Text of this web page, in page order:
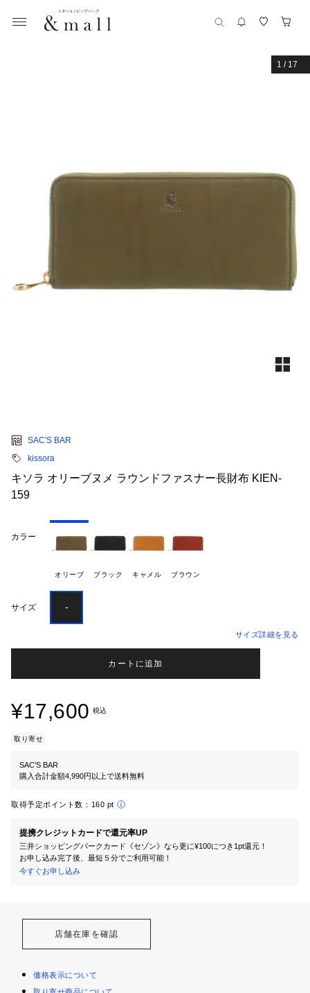
1 / 17
SAC'S BAR
kissora
キソラ オリーブヌメ ラウンドファスナー長財布 KIEN-
159
カラー
オリーブ ブラック キャメル ブラウン
サイズ -
サイズ詳細を見る
カートに追加
¥17,600 税込
取り寄せ
SAC'S BAR
購入合計金額4,990円以上で送料無料
取得予定ポイント数： 160 pt
提携クレジットカードで還元率UP
三井ショッピングパークカード《セゾン》なら更に¥100につき1pt還元！
お申し込み完了後、最短５分でご利用可能！
今すぐお申し込み
店舗在庫を確認
価格表示について